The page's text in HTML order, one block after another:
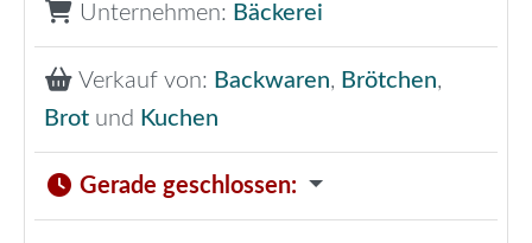
Unternehmen: Bäckerei
Verkauf von: Backwaren, Brötchen,
Brot und Kuchen
Gerade geschlossen: